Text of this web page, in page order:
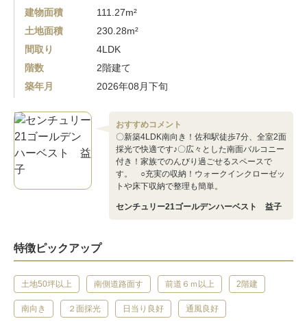
建物面積
111.27m²
土地面積
230.28m²
間取り
4LDK
階数
2階建て
築年月
2026年08月下旬
おすすめコメント
〇新築4LDK南向き！佐和駅徒歩7分、全室2面
採光で快適です♪〇広々とした南面バルコニー
付き！家族でのんびり過ごせるスペースで
す。 ○充実の収納！ウォークインクローゼッ
トや床下収納で整理も簡単。
センチュリー21ゴールデンハーベスト 益子
特徴ピックアップ
土地50坪以上 南側道路面す 前道６ｍ以上 2階建
南向き ２面採光 日当り良好 通風良好